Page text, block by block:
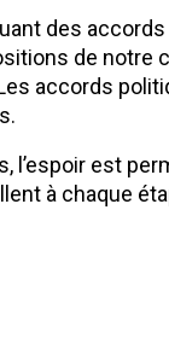
des
de notre
accords
l’espoir est
à chaque